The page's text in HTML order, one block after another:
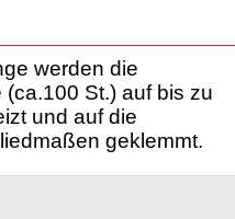
werden die
St.) auf bis zu
und auf die
geklemmt.